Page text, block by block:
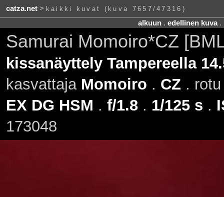
catza.net> kaikki kuvat (kuva 7657/47316)
alkuun. edellinen kuva.
Samurai Momoiro*CZ
kissanäyttely Tampereella
kasvattaja Momoiro . CZ .
EX DG HSM . f/1.8. 1/125 s .
173048